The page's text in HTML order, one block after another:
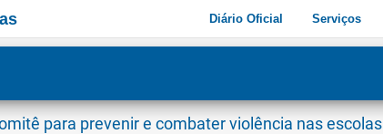
acessibilidade
Diário Oficial Serviços
para prevenir e combater violência nas escolas